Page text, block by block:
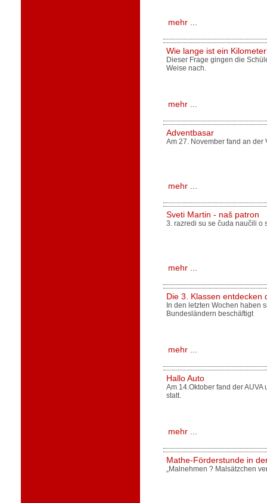
mehr ...
Wie lange ist ein
Dieser Frage gingen die
Weise nach.
mehr ...
Adventbasar
Am 27. November fand an der
mehr ...
Sveti Martin - naš patron
3. razredi su se čuda naučili o
mehr ...
Die 3. Klassen entdecken
In den letzten Wochen haben
Bundesländern beschäftigt
mehr ...
Hallo Auto
Am 14.Oktober fand der
statt.
mehr ...
Mathe-Förderstunde in
„Malnehmen ? Malsätzchen